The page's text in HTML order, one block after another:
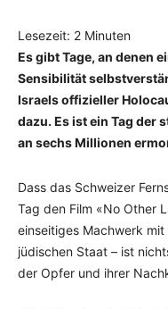
Lesezeit: 2 Minuten
Es gibt Tage, an denen
Sensibilität
Israels offizieller
dazu. Es ist ein Tag der
an sechs Millionen
Dass das Schweizer
Tag den Film «No Other
einseitiges Machwerk
jüdischen Staat – ist
der Opfer und ihrer